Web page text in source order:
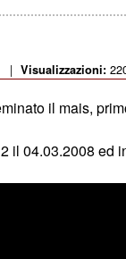
| Visualizzazioni:
il mais,
il 04.03.2008 ed